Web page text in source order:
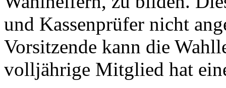
und Kassenprüfer nicht
Vorsitzende kann die
volljährige Mitglied hat